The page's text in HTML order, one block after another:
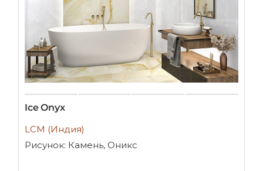
Ice Onyx
LCM (Индия)
Рисунок: Камень, Оникс